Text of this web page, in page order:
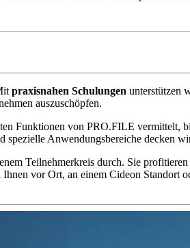
praxisnahen Schulungen unterstützen
auszuschöpfen.
Funktionen von PRO.FILE vermittelt,
Anwendungsbereiche decken
Teilnehmerkreis durch. Sie
vor Ort, an einem Cideon